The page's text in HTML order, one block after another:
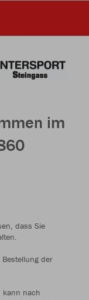
im
dass Sie
der
kann nach